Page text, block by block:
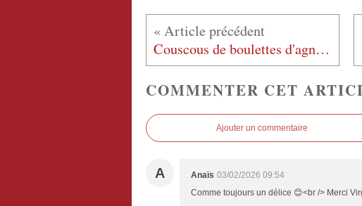
Couscous de boulettes d'agneau et légumes
COMMENTER CET
Ajouter un commentaire
A Anaïs 03/02/2026 09:54
Comme toujours un délice 😊<br /> Merci